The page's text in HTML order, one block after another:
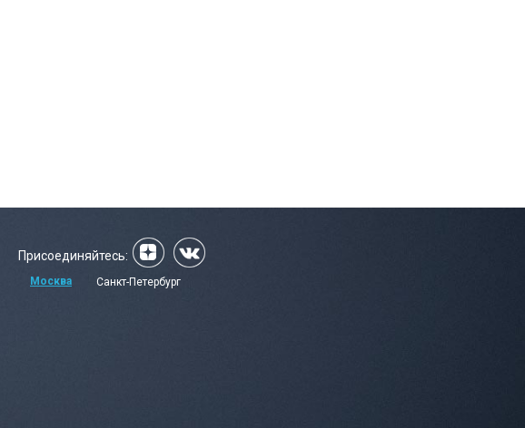
Присоединяйтесь:
Москва Санкт-Петербург